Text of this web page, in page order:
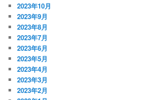
2023年10月
2023年9月
2023年8月
2023年7月
2023年6月
2023年5月
2023年4月
2023年3月
2023年2月